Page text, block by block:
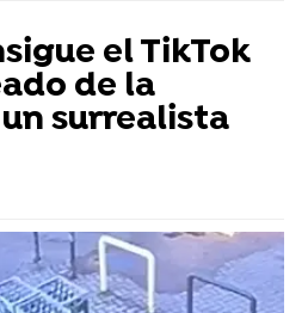
el TikTok
de la
surrealista